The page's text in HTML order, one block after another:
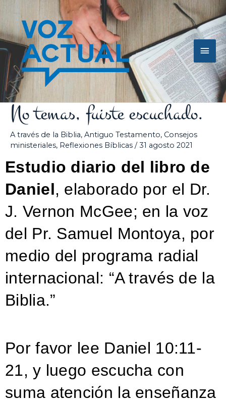
contenido
No temas, fuiste escuchado.
A través de la Biblia, Antiguo Testamento, Consejos
ministeriales, Reflexiones Bíblicas /31 agosto 2021
Estudio diario del libro de
Daniel, elaborado por el Dr.
J. Vernon McGee; en la voz
del Pr. Samuel Montoya, por
medio del programa radial
internacional: “A través de la
Biblia.”
Por favor lee Daniel 10:11-
21, y luego escucha con
suma atención la enseñanza